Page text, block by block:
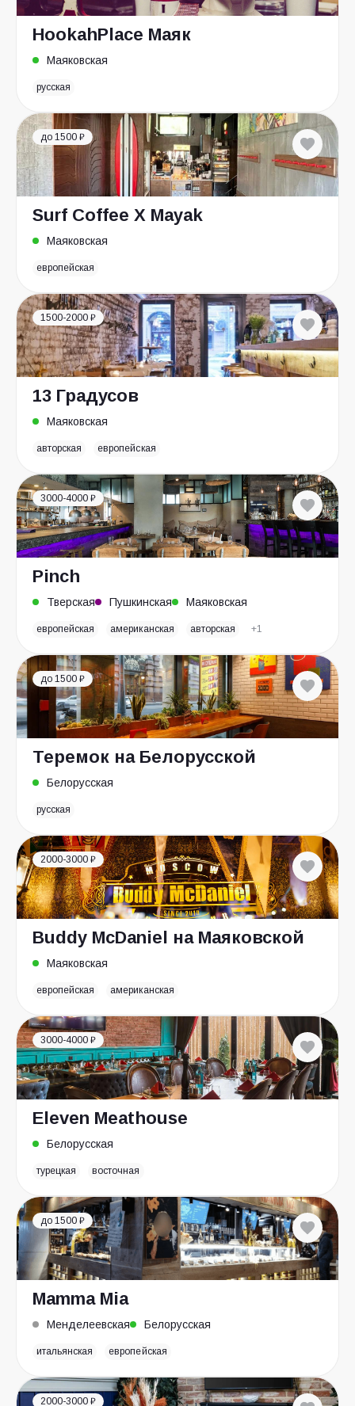
HookahPlace Маяк
Маяковская
русская
до 1500 ₽
Surf Coffee X Mayak
Маяковская
европейская
1500-2000 ₽
13 Градусов
Маяковская
авторская европейская
3000-4000 ₽
Pinch
Тверская Пушкинская Маяковская
европейская американская авторская +1
до 1500 ₽
Теремок на Белорусской
Белорусская
русская
2000-3000 ₽
Buddy McDaniel на Маяковской
Маяковская
европейская американская
3000-4000 ₽
Eleven Meathouse
Белорусская
турецкая восточная
до 1500 ₽
Mamma Mia
Менделеевская Белорусская
итальянская европейская
2000-3000 ₽